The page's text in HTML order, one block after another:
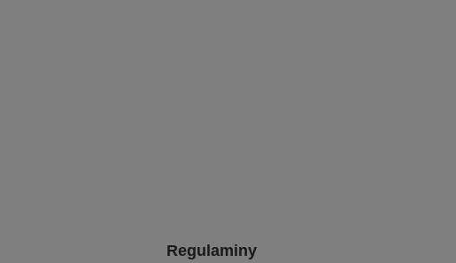
Regulaminy